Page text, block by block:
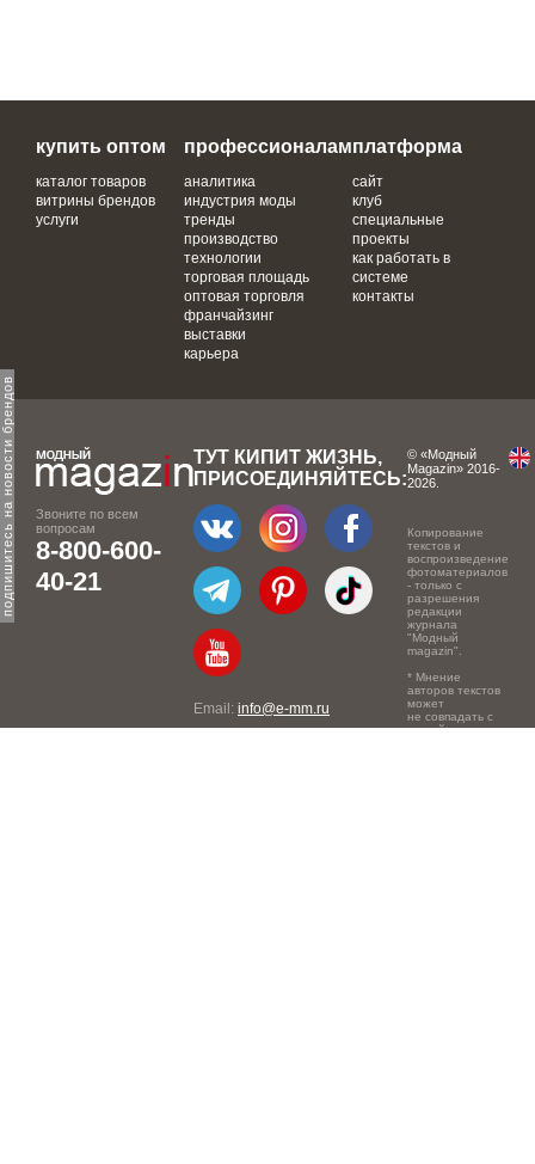
подпишитесь на новости брендов
купить оптом
каталог товаров
витрины брендов
услуги
профессионалам
аналитика
индустрия моды
тренды
производство
технологии
торговая площадь
оптовая торговля
франчайзинг
выставки
карьера
платформа
сайт
клуб
специальные
проекты
как работать в
системе
контакты
Звоните по всем
вопросам
8-800-600-
40-21
ТУТ КИПИТ ЖИЗНЬ,
ПРИСОЕДИНЯЙТЕСЬ:
Email: info@e-mm.ru
© «Модный
Magazin» 2016-
2026.
Копирование
текстов и
воспроизведение
фотоматериалов
- только с
разрешения
редакции
журнала
"Модный
magazin".
* Мнение
авторов текстов
может
не совпадать с
точкой зрения